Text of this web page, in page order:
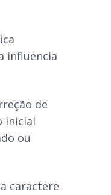
influencia
de
inicial
ou
caractere